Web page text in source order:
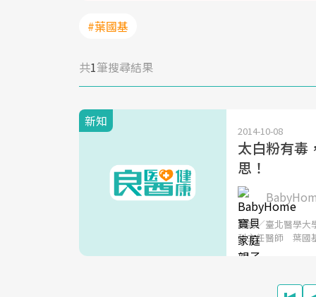
#葉國基
共1筆搜尋結果
新知
2014-10-08
太白粉有毒
思！
諮詢／臺北醫學
科主任醫師 葉國